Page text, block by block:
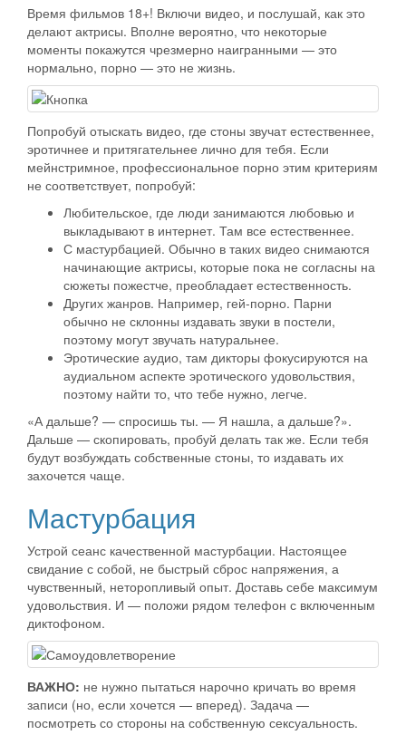
Время фильмов 18+! Включи видео, и послушай, как это
делают актрисы. Вполне вероятно, что некоторые
моменты покажутся чрезмерно наигранными — это
нормально, порно — это не жизнь.
Попробуй отыскать видео, где стоны звучат естественнее,
эротичнее и притягательнее лично для тебя. Если
мейнстримное, профессиональное порно этим критериям
не соответствует, попробуй:
Любительское, где люди занимаются любовью и
выкладывают в интернет. Там все естественнее.
С мастурбацией. Обычно в таких видео снимаются
начинающие актрисы, которые пока не согласны на
сюжеты пожестче, преобладает естественность.
Других жанров. Например, гей-порно. Парни
обычно не склонны издавать звуки в постели,
поэтому могут звучать натуральнее.
Эротические аудио, там дикторы фокусируются на
аудиальном аспекте эротического удовольствия,
поэтому найти то, что тебе нужно, легче.
«А дальше? — спросишь ты. — Я нашла, а дальше?».
Дальше — скопировать, пробуй делать так же. Если тебя
будут возбуждать собственные стоны, то издавать их
захочется чаще.
Мастурбация
Устрой сеанс качественной мастурбации. Настоящее
свидание с собой, не быстрый сброс напряжения, а
чувственный, неторопливый опыт. Доставь себе максимум
удовольствия. И — положи рядом телефон с включенным
диктофоном.
ВАЖНО: не нужно пытаться нарочно кричать во время
записи (но, если хочется — вперед). Задача —
посмотреть со стороны на собственную сексуальность.